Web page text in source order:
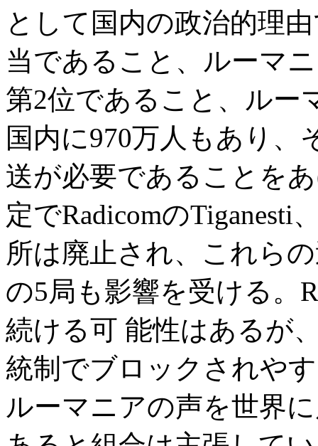
として国内の政治的理
当であること、ルーマ
第2位であること、ルー
国内に970万人もあり、
送が必要であることを
定でRadicomのTiganesti
所は廃止され、これら
の5局も影響を受ける。
続ける可 能性はあるが
統制でブロックされや
ルーマニアの声を世界